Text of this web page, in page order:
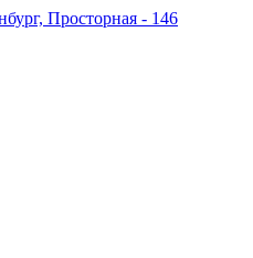
Просторная - 146